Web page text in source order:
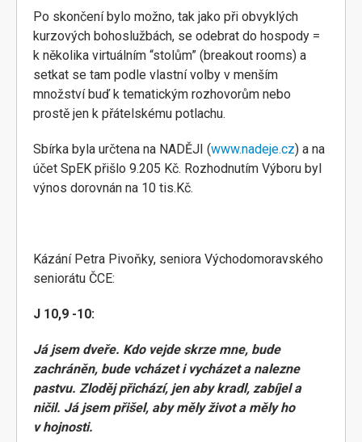
Po skončení bylo možno, tak jako při obvyklých
kurzových bohoslužbách, se odebrat do hospody =
k několika virtuálním “stolům” (breakout rooms) a
setkat se tam podle vlastní volby v menším
množství buď k tematickým rozhovorům nebo
prostě jen k přátelskému potlachu.
Sbírka byla určtena na NADĚJI (www.nadeje.cz) a na
účet SpEK přišlo 9.205 Kč. Rozhodnutím Výboru byl
výnos dorovnán na 10 tis.Kč.
Kázání Petra Pivoňky, seniora Východomoravského
seniorátu ČCE:
J 10,9 -10:
Já jsem dveře. Kdo vejde skrze mne, bude
zachráněn, bude vcházet i vycházet a nalezne
pastvu. Zloděj přichází, jen aby kradl, zabíjel a
ničil. Já jsem přišel, aby měly život a měly ho
v hojnosti.